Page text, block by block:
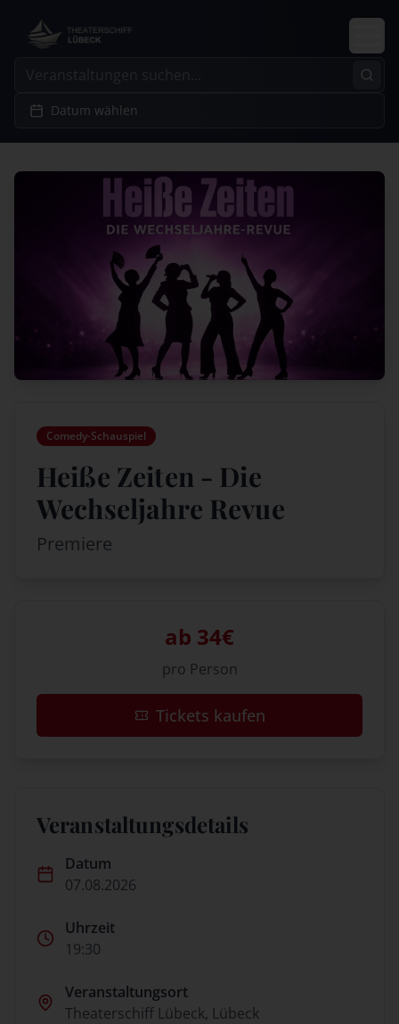
Datum wählen
Comedy-Schauspiel
Heiße Zeiten - Die
Wechseljahre Revue
Premiere
ab 34€
pro Person
Tickets kaufen
Veranstaltungsdetails
Datum
07.08.2026
Uhrzeit
19:30
Veranstaltungsort
Theaterschiff Lübeck, Lübeck